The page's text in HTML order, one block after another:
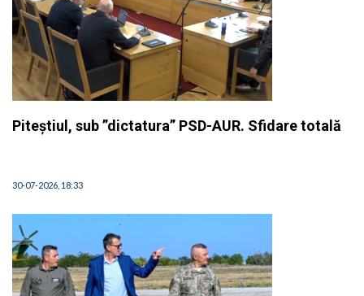
Piteștiul, sub ”dictatura” PSD-AUR. Sfidare totală
30-07-2026, 18:33